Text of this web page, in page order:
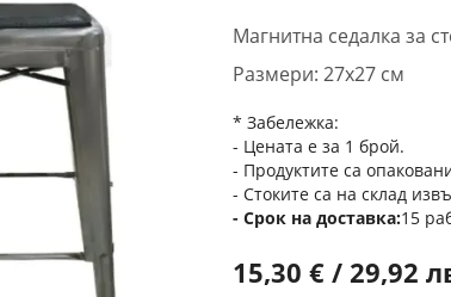
Магнитна седалка за
Размери: 27х27 см
* Забележка:
- Цената е за 1 брой.
- Продуктите са
- Стоките са на склад
Срок на доставка 15
15,30 € / 29,92